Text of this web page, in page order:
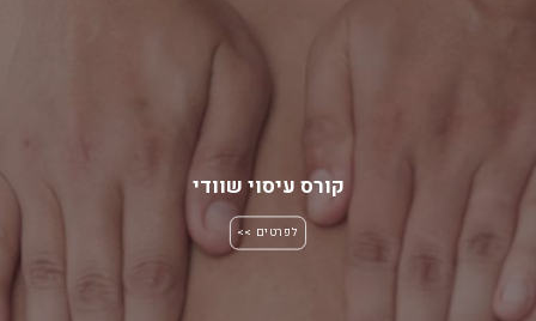
קורס עיסוי שוודי
לפרטים >>